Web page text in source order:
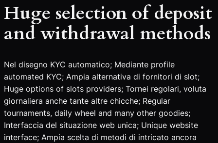
Huge selection of deposit
and withdrawal methods
Nel disegno KYC automatico; Mediante profile
automated KYC; Ampia alternativa di fornitori di slot;
Huge options of slots providers; Tornei regolari, voluta
giornaliera anche tante altre chicche; Regular
tournaments, daily wheel and many other goodies;
Interfaccia del situazione web unica; Unique website
interface; Ampia scelta di metodi di intricato ancora